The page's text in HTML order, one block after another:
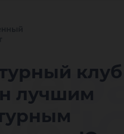
лучшим